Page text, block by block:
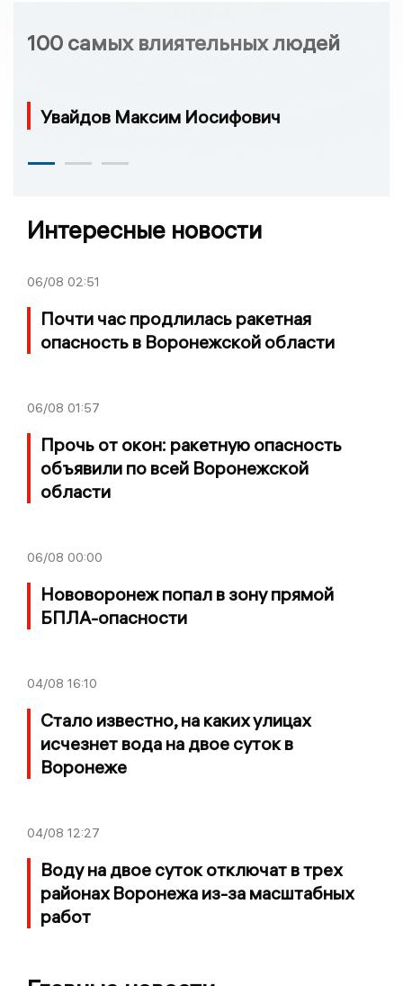
100 самых влиятельных людей
Увайдов Максим Иосифович
Интересные новости
06/08 02:51
Почти час продлилась ракетная
опасность в Воронежской области
06/08 01:57
Прочь от окон: ракетную опасность
объявили по всей Воронежской
области
06/08 00:00
Нововоронеж попал в зону прямой
БПЛА-опасности
04/08 16:10
Стало известно, на каких улицах
исчезнет вода на двое суток в
Воронеже
04/08 12:27
Воду на двое суток отключат в трех
районах Воронежа из-за масштабных
работ